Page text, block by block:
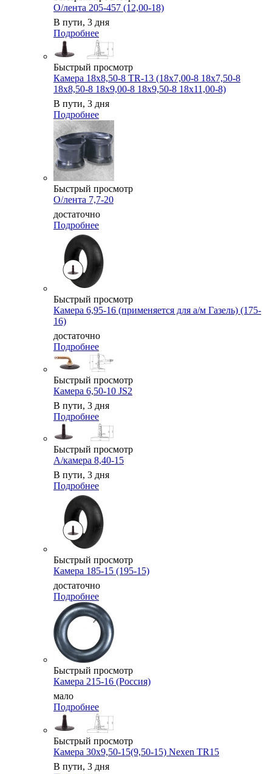
О/лента 205-457 (12,00-18)
В пути, 3 дня
Подробнее
Быстрый просмотр
Камера 18x8,50-8 TR-13 (18x7,00-8 18x7,50-8
18x8,50-8 18x9,00-8 18x9,50-8 18x11,00-8)
В пути, 3 дня
Подробнее
Быстрый просмотр
О/лента 7,7-20
достаточно
Подробнее
Быстрый просмотр
Камера 6,95-16 (применяется для а/м Газель) (175-
16)
достаточно
Подробнее
Быстрый просмотр
Камера 6,50-10 JS2
В пути, 3 дня
Подробнее
Быстрый просмотр
А/камера 8,40-15
В пути, 3 дня
Подробнее
Быстрый просмотр
Камера 185-15 (195-15)
достаточно
Подробнее
Быстрый просмотр
Камера 215-16 (Россия)
мало
Подробнее
Быстрый просмотр
Камера 30x9,50-15(9,50-15) Nexen TR15
В пути, 3 дня